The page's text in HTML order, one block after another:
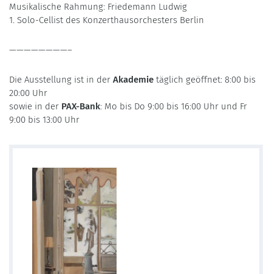
Musikalische Rahmung: Friedemann Ludwig
1. Solo-Cellist des Konzerthausorchesters Berlin
————————–
Die Ausstellung ist in der Akademie täglich geöffnet: 8:00 bis
20:00 Uhr
sowie in der PAX-Bank: Mo bis Do 9:00 bis 16:00 Uhr und Fr
9:00 bis 13:00 Uhr